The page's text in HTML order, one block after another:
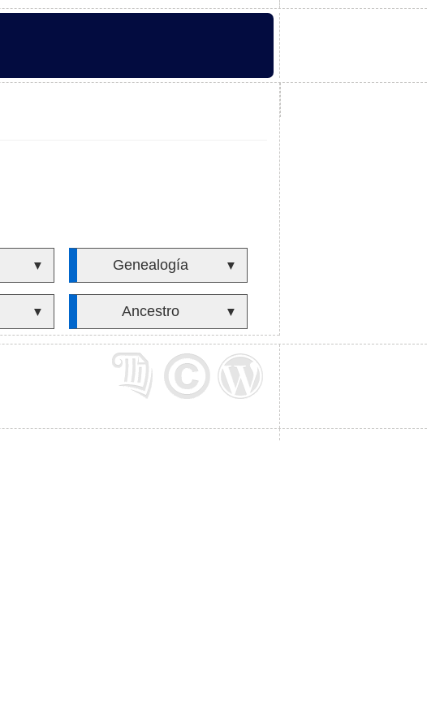
▼ Genealogía ▼
▼ Ancestro ▼